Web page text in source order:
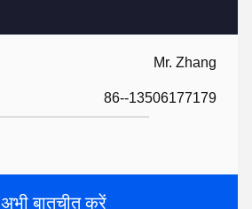
Mr. Zhang
86--13506177179
अभी बातचीत करें